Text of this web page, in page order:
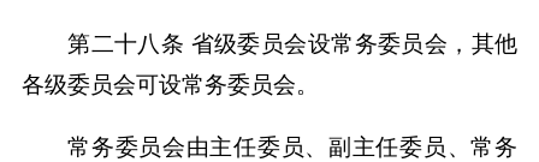
第二十八条 省级委员会设常务委员会，其他
各级委员会可设常务委员会。
常务委员会由主任委员、副主任委员、常务